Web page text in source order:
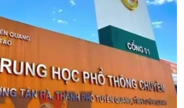
Thanh Trà
THPT